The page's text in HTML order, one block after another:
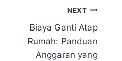
NEXT
Biaya Ganti Atap
Rumah: Panduan
Anggaran yang